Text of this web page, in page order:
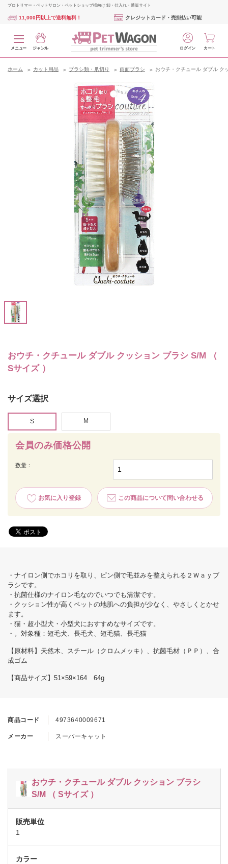
プロトリマー・ペットサロン・ペットショップ様向け 卸・仕入れ・通販サイト
11,000円以上で送料無料！ クレジットカード・売掛払い可能
メニュー ジャンル ログイン カート
ホーム カット用品 ブラシ類・爪切り 両面ブラシ おウチ・クチュール ダブル ク
おウチ・クチュール ダブル クッション ブラシ S/M （
Sサイズ ）
会員のみ価格公開
数量：
お気に入り登録 この商品について問い合わせる
商品コード 4973640009671
メーカー スーパーキャット
おウチ・クチュール ダブル クッション ブラシ
S/M （ Sサイズ ）
1
サイズ選択
S M
・ナイロン側でホコリを取り、ピン側で毛並みを整えられる２Ｗａｙブ
ラシです。
・抗菌仕様のナイロン毛なのでいつでも清潔です。
・クッション性が高くペットの地肌への負担が少なく、やさしくとかせ
ます。
・猫・超小型犬・小型犬におすすめなサイズです。
・。対象種：短毛犬、長毛犬、短毛猫、長毛猫
【原材料】天然木、スチール（クロムメッキ）、抗菌毛材（ＰＰ）、合
成ゴム
【商品サイズ】51×59×164 64g